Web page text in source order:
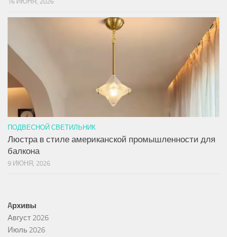
ПОДВЕСНОЙ СВЕТИЛЬНИК
Люстра в стиле американской промышленности для
балкона
9 ИЮНЯ, 2026
Aрхивы
Август 2026
Июль 2026